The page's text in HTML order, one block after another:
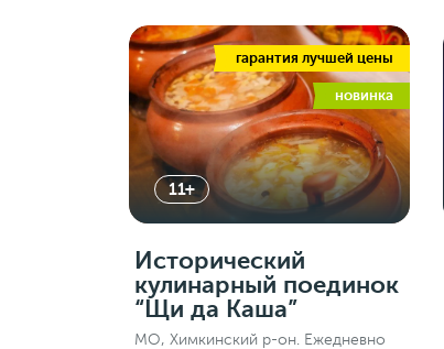
гарантия лучшей цены
новинка
11+
Исторический
кулинарный поединок
“Щи да Каша”
МО, Химкинский р-он. Ежедневно